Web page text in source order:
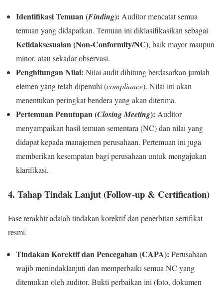
Identifikasi Temuan (Finding): Auditor mencatat semua
temuan yang didapatkan. Temuan ini diklasifikasikan sebagai
Ketidaksesuaian (Non-Conformity/NC), baik mayor maupun
minor, atau sekadar observasi.
Penghitungan Nilai: Nilai audit dihitung berdasarkan jumlah
elemen yang telah dipenuhi (compliance). Nilai ini akan
menentukan peringkat bendera yang akan diterima.
Pertemuan Penutupan (Closing Meeting): Auditor
menyampaikan hasil temuan sementara (NC) dan nilai yang
didapat kepada manajemen perusahaan. Pertemuan ini juga
memberikan kesempatan bagi perusahaan untuk mengajukan
klarifikasi.
4. Tahap Tindak Lanjut (Follow-up & Certification)
Fase terakhir adalah tindakan korektif dan penerbitan sertifikat
resmi.
Tindakan Korektif dan Pencegahan (CAPA): Perusahaan
wajib menindaklanjuti dan memperbaiki semua NC yang
ditemukan oleh auditor. Bukti perbaikan ini (foto, dokumen